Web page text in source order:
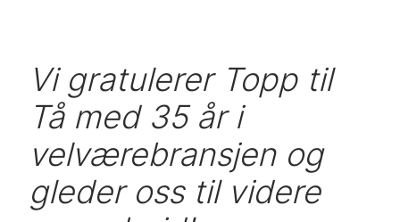
Vi gratulerer Topp til
Tå med 35 år i
velværebransjen og
gleder oss til videre